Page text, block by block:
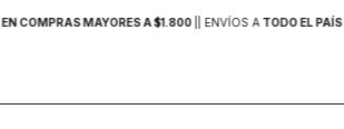
EN COMPRAS MAYORES A $1.800 | ENVÍOS A TODO EL PAÍS